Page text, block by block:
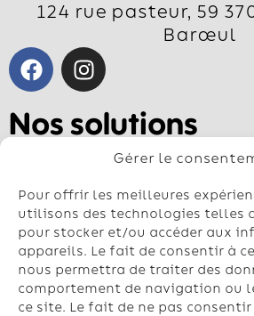
Gérer le
Pour offrir les meilleures
utilisons des technologies telles
pour stocker et/ou accéder aux
appareils. Le fait de consentir à
nous permettra de traiter des
comportement de navigation ou
ce site. Le fait de ne pas
124 rue pasteur, 59
Barœul
Nos solutions
Pompe à chaleur air-air
Géothermie
Chauffe-eau
Climatisation
Contactez-nous
Nos conseillers vous